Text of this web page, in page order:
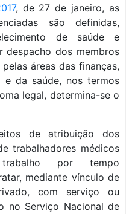
, de 27 de janeiro, as
são definidas,
de saúde e
despacho dos membros
áreas das finanças,
e da saúde, nos termos
legal, determina-se o
de atribuição dos
trabalhadores médicos
por tempo
mediante vínculo de
com serviço ou
no Serviço Nacional de